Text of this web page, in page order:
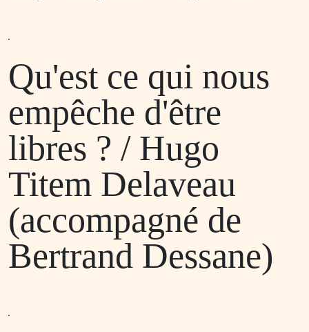
Qu'est ce qui nous
empêche d'être
libres ? / Hugo
Titem Delaveau
(accompagné de
Bertrand Dessane)